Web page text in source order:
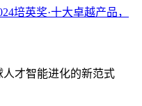
培英奖·十大卓越产品，
才智能进化的新范式